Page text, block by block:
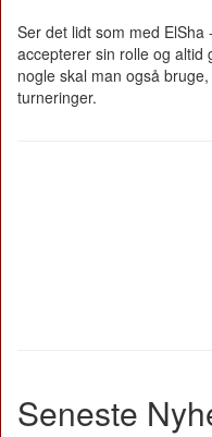
Ser det lidt som med
accepterer sin rolle og altid
nogle skal man også
turneringer.
Seneste